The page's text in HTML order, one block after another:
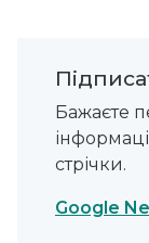
Бажаєте
стрічки.
Google